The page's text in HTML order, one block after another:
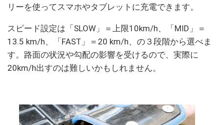
リーを使ってスマホやタブレットに充電できます。
スピード設定は「SLOW」＝上限10km/h、「MID」＝
13.5 km/h、「FAST」＝20 km/h、の３段階から選べま
す。路面の状況や勾配の影響を受けるので、実際に
20km/h出すのは難しいかもしれません。